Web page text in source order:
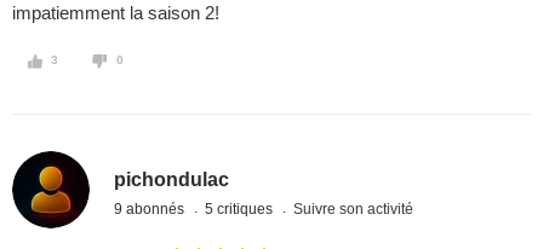
impatiemment la saison 2!
3 0
pichondulac
9 abonnés 5 critiques Suivre son activité